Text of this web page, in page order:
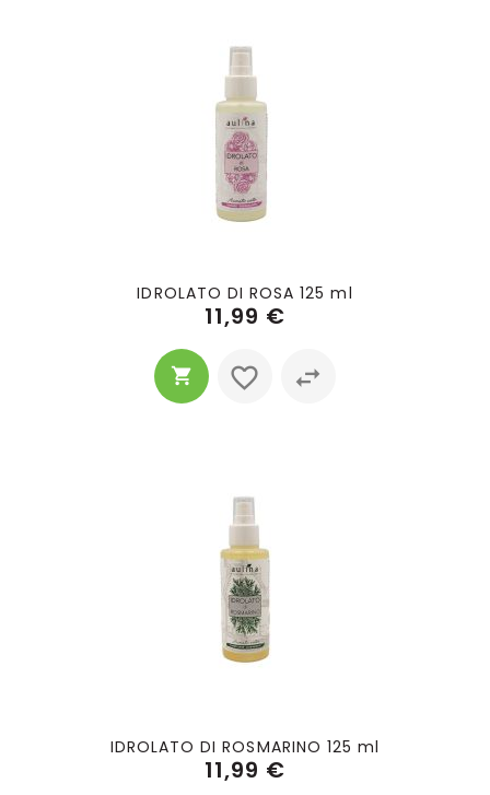
IDROLATO DI ROSA 125 ml
11,99 €
IDROLATO DI ROSMARINO 125 ml
11,99 €